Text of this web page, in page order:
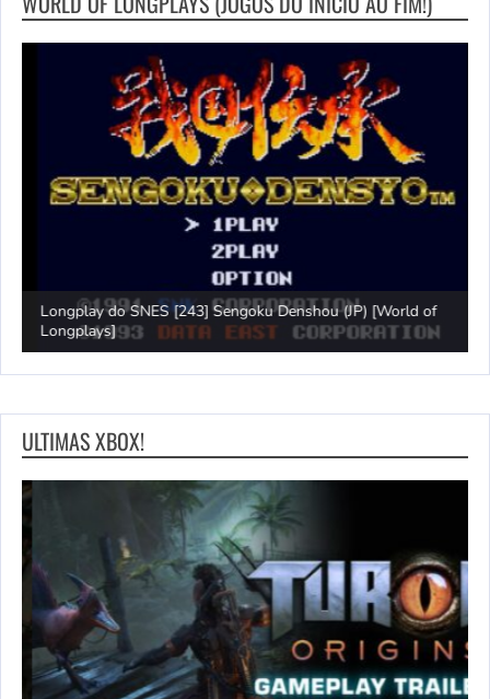
Longplay do SNES [243] Sengoku Denshou (JP) [World of
Longplays]
ULTIMAS XBOX!